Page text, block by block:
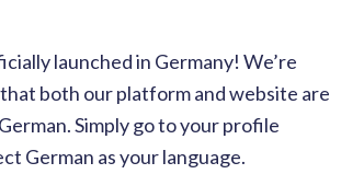
launched in Germany! We’re
both our platform and website are
Simply go to your profile
German as your language.